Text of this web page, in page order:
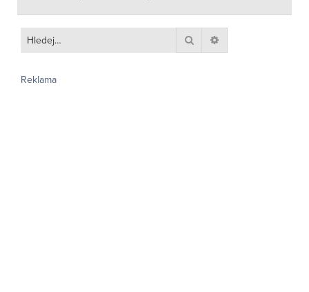
Hledat
Reklama